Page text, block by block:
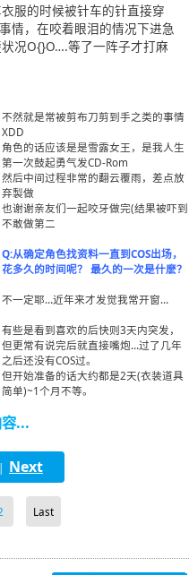
服的时候被针车的针直接穿
情，在咬着眼泪的情况下进急
况O{}O….等了一阵子才打麻
不然就是常被剪布刀剪到手之类的事情
XDD
角色的话应该是是雪露女王，是我人生
第一次鼓起勇气发CD-Rom
然后中间过程非常的翻云覆雨，差点放
弃製做
也谢谢亲友们一起咬牙做完(结果被吓到
不敢做第二
Q:从确定角色找资料一直到COS出场，
花多久的时间呢？ 最久的一次是什麽？
不一定耶…近年来才发觉我常开窗…
有些是看到喜欢的后快则3天内突发，
但更常有说完后就直接嘴炮…过了几年
之后还没有COS过。
但开始准备的话大约都是2天(衣装道具
简单)~1个月不等。
...
| Next
Last